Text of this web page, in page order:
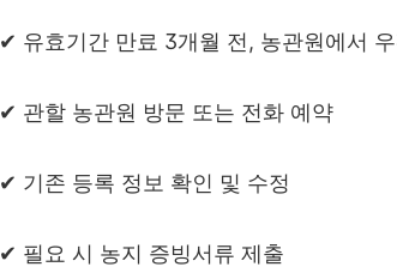
✔ 유효기간 만료 3개월 전, 농관원에서
✔ 관할 농관원 방문 또는 전화 예약
✔ 기존 등록 정보 확인 및 수정
✔ 필요 시 농지 증빙서류 제출